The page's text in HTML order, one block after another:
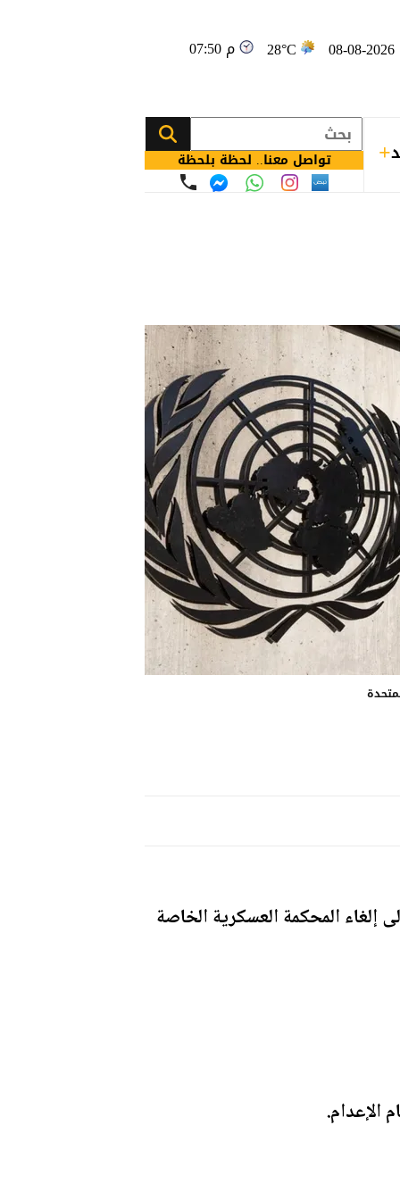
28°C 07:50 م
تواصل معنا.. لحظة بلحظة
إلغاء المحكمة العسكرية الخاصة
الإعدام.